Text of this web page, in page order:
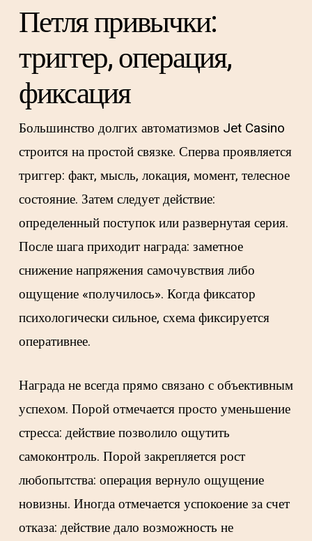
Петля привычки:
триггер, операция,
фиксация
Большинство долгих автоматизмов Jet Casino
строится на простой связке. Сперва проявляется
триггер: факт, мысль, локация, момент, телесное
состояние. Затем следует действие:
определенный поступок или развернутая серия.
После шага приходит награда: заметное
снижение напряжения самочувствия либо
ощущение «получилось». Когда фиксатор
психологически сильное, схема фиксируется
оперативнее.
Награда не всегда прямо связано с объективным
успехом. Порой отмечается просто уменьшение
стресса: действие позволило ощутить
самоконтроль. Порой закрепляется рост
любопытства: операция вернуло ощущение
новизны. Иногда отмечается успокоение за счет
отказа: действие дало возможность не